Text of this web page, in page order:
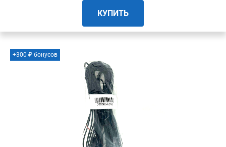
КУПИТЬ
+300 ₽ бонусов